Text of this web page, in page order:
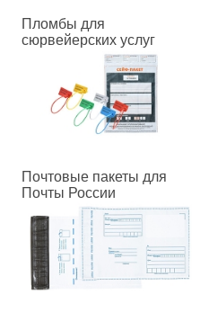
Пломбы для
сюрвейерских услуг
Почтовые пакеты для
Почты России